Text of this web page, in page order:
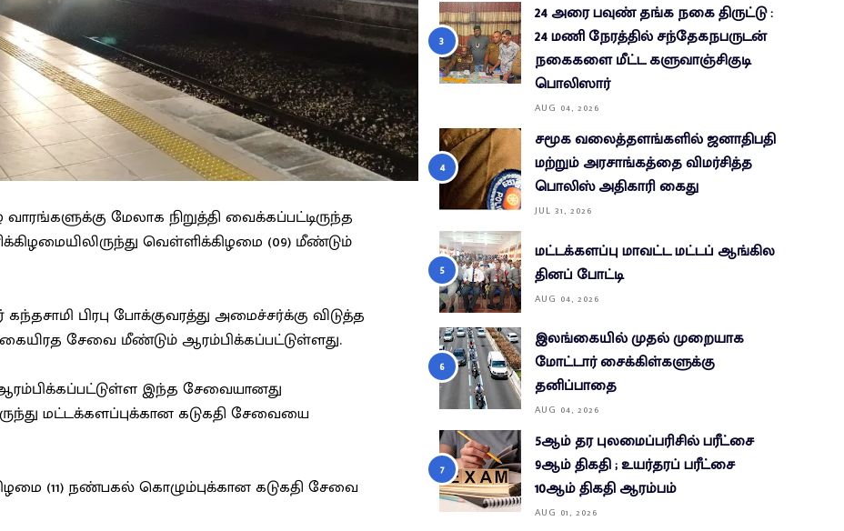
மேலாக நிறுத்தி வைக்கப்பட்டிருந்த
வெள்ளிக்கிழமை (09) மீண்டும்
பிரபு போக்குவரத்து அமைச்சர்க்கு விடுத்த
சேவை மீண்டும் ஆரம்பிக்கப்பட்டுள்ளது.
இந்த சேவையானது
மட்டக்களப்புக்கான கடுகதி சேவையை
(11) நண்பகல் கொழும்புக்கான கடுகதி சேவை
24 அரை பவுண் தங்க நகை திருட்டு :
24 மணி நேரத்தில் சந்தேகநபருடன்
நகைகளை மீட்ட களுவாஞ்சிகுடி
பொலிஸார்
AUG 04, 2026
சமூக வலைத்தளங்களில் ஜனாதிபதி
மற்றும் அரசாங்கத்தை விமர்சித்த
பொலிஸ் அதிகாரி கைது
JUL 31, 2026
மட்டக்களப்பு மாவட்ட மட்டப் ஆங்கில
தினப் போட்டி
AUG 04, 2026
இலங்கையில் முதல் முறையாக
மோட்டார் சைக்கிள்களுக்கு
தனிப்பாதை
AUG 04, 2026
5ஆம் தர புலமைப்பரிசில் பரீட்சை
9ஆம் திகதி ; உயர்தரப் பரீட்சை
10ஆம் திகதி ஆரம்பம்
AUG 01, 2026